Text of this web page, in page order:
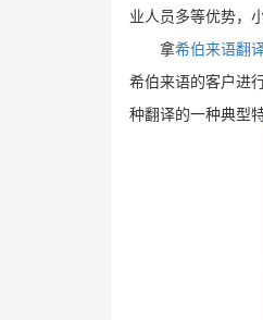
业人员多等优势，
拿希伯来语翻
希伯来语的客户进
种翻译的一种典型特